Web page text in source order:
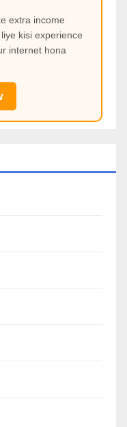
extra income
kisi experience
internet hona